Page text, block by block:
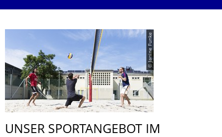
© Janine Funke
UNSER SPORTANGEBOT IM